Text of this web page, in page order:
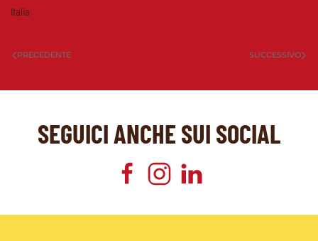
Italia
PRECEDENTE SUCCESSIVO
SEGUICI ANCHE SUI SOCIAL